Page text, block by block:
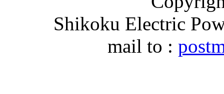
Shikoku Electric
mail to :